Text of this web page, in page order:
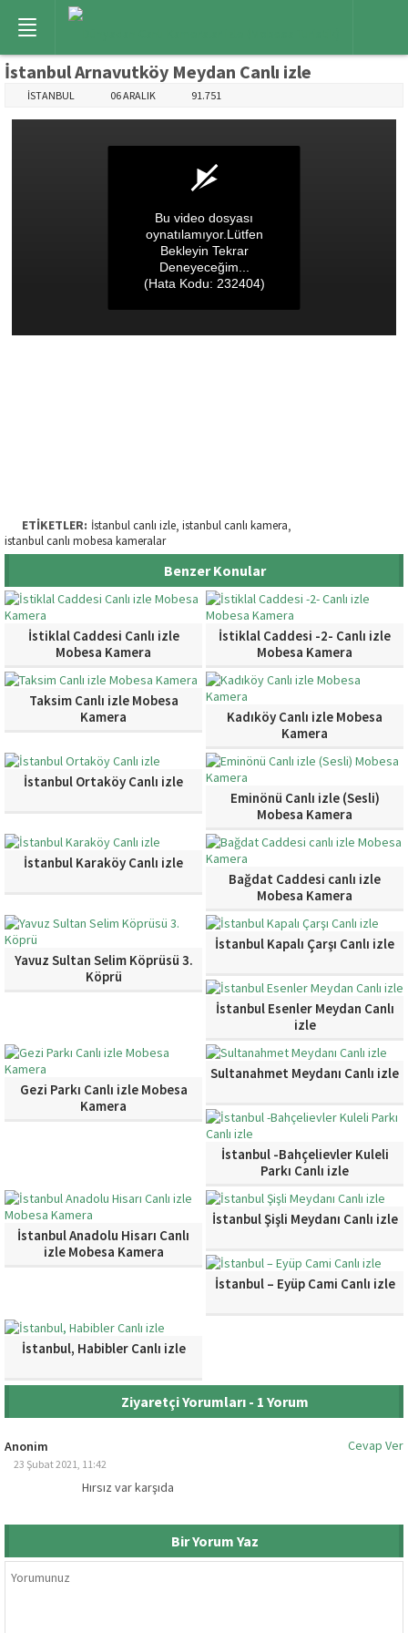
İstanbul Arnavutköy Meydan Canlı izle
İSTANBUL 06 ARALIK 91.751
ETİKETLER: İstanbul canlı izle, istanbul canlı kamera,
istanbul canlı mobesa kameralar
Benzer Konular
İstiklal Caddesi Canlı izle
Mobesa Kamera
İstiklal Caddesi -2- Canlı izle
Mobesa Kamera
Taksim Canlı izle Mobesa
Kamera
Kadıköy Canlı izle Mobesa
Kamera
İstanbul Ortaköy Canlı izle
Eminönü Canlı izle (Sesli)
Mobesa Kamera
İstanbul Karaköy Canlı izle
Bağdat Caddesi canlı izle
Mobesa Kamera
Yavuz Sultan Selim Köprüsü 3.
Köprü
İstanbul Kapalı Çarşı Canlı izle
İstanbul Esenler Meydan Canlı
izle
Gezi Parkı Canlı izle Mobesa
Kamera
Sultanahmet Meydanı Canlı izle
İstanbul -Bahçelievler Kuleli
Parkı Canlı izle
İstanbul Anadolu Hisarı Canlı
izle Mobesa Kamera
İstanbul Şişli Meydanı Canlı izle
İstanbul – Eyüp Cami Canlı izle
İstanbul, Habibler Canlı izle
Ziyaretçi Yorumları - 1 Yorum
Anonim
23 Şubat 2021, 11:42
Hırsız var karşıda
Cevap Ver
Bir Yorum Yaz